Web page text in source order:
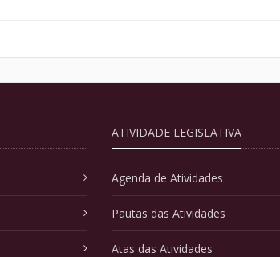
ATIVIDADE LEGISLATIVA
Agenda de Atividades
Pautas das Atividades
Atas das Atividades